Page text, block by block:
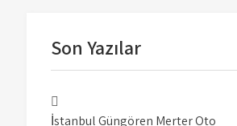
Son Yazılar
İstanbul Güngören Merter Oto